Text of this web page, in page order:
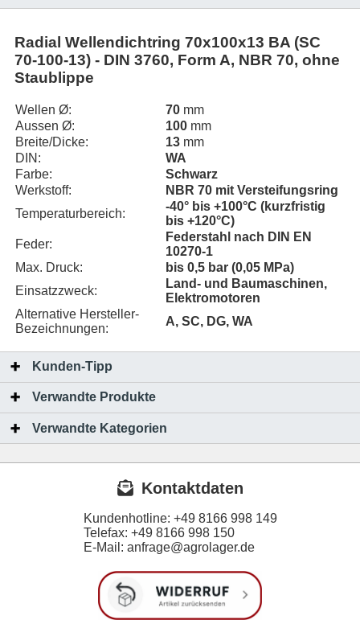
Radial Wellendichtring 70x100x13 BA (SC
70-100-13) - DIN 3760, Form A, NBR 70, ohne
Staublippe
Wellen Ø: 70 mm
Aussen Ø:
100 mm
Breite/Dicke:
13 mm
DIN:
WA
Farbe:
Schwarz
Werkstoff:
NBR 70 mit Versteifungsring
Temperaturbereich:
-40° bis +100°C (kurzfristig
bis +120°C)
Feder:
Federstahl nach DIN EN
10270-1
Max. Druck:
bis 0,5 bar (0,05 MPa)
Einsatzzweck:
Land- und Baumaschinen,
Elektromotoren
Alternative Hersteller-
Bezeichnungen:
A, SC, DG, WA
Kunden-Tipp
Verwandte Produkte
Verwandte Kategorien
Kontaktdaten
Kundenhotline: +49 8166 998 149
Telefax: +49 8166 998 150
E-Mail: anfrage@agrolager.de